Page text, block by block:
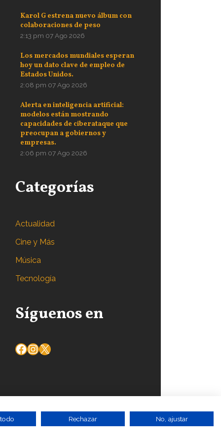
Karol G estrena nuevo álbum con
colaboraciones de peso
2:13 pm 07 Ago 2026
Los mercados mundiales esperan
hoy un dato clave de empleo de
Estados Unidos.
2:08 pm 07 Ago 2026
Alerta en inteligencia artificial:
modelos están mostrando
capacidades de ciberataque que
preocupan a gobiernos y
empresas.
2:06 pm 07 Ago 2026
Categorías
Actualidad
Cine y Más
Música
Tecnología
Síguenos en
Rechazar No, ajustar